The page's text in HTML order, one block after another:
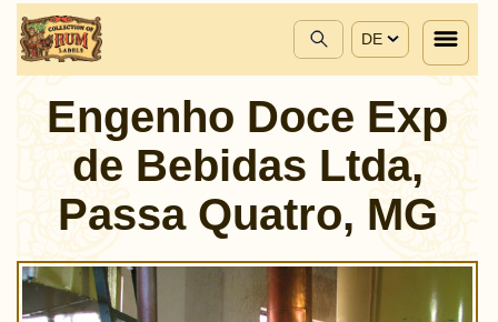
DE
Engenho Doce Exp
de Bebidas Ltda,
Passa Quatro, MG